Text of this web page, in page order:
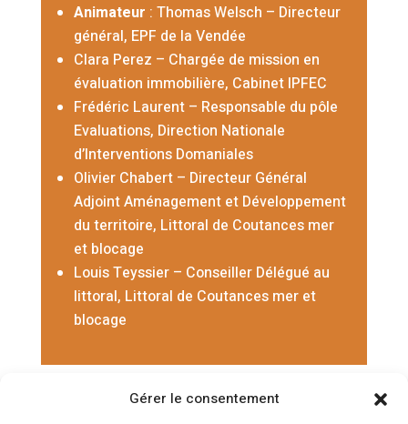
Gérer le consentement
Animateur : Thomas Welsch – Directeur
général, EPF de la Vendée
Clara Perez – Chargée de mission en
évaluation immobilière, Cabinet IPFEC
Frédéric Laurent – Responsable du pôle
Evaluations, Direction Nationale
d’Interventions Domaniales
Olivier Chabert – Directeur Général
Adjoint Aménagement et Développement
du territoire, Littoral de Coutances mer
et blocage
Louis Teyssier – Conseiller Délégué au
littoral, Littoral de Coutances mer et
blocage